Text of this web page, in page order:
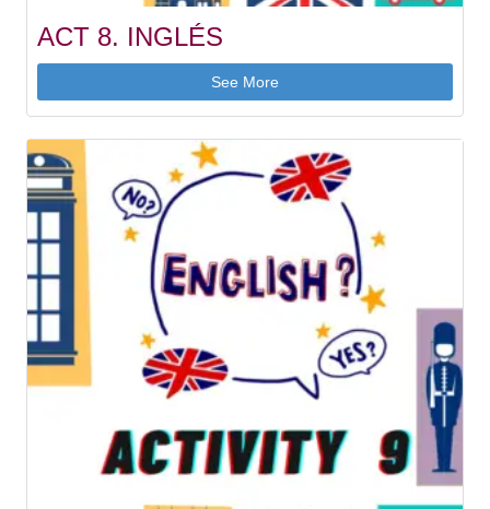
ACT 8. INGLÉS
See More